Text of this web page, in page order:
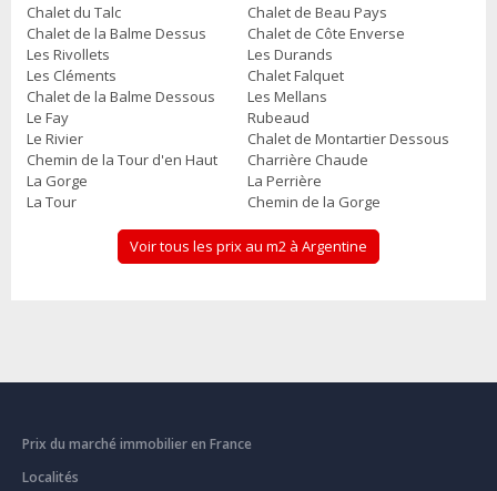
Chalet du Talc
Chalet de Beau Pays
Chalet de la Balme Dessus
Chalet de Côte Enverse
Les Rivollets
Les Durands
Les Cléments
Chalet Falquet
Chalet de la Balme Dessous
Les Mellans
Le Fay
Rubeaud
Le Rivier
Chalet de Montartier Dessous
Chemin de la Tour d'en Haut
Charrière Chaude
La Gorge
La Perrière
La Tour
Chemin de la Gorge
Voir tous les prix au m2 à Argentine
Prix du marché immobilier en France
Localités